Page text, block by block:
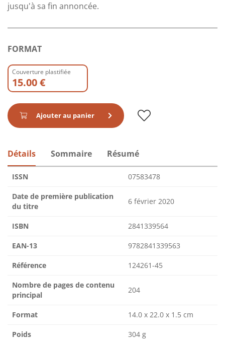
jusqu'à sa fin annoncée.
FORMAT
Couverture plastifiée
15.00 €
Ajouter au panier
Détails Sommaire Résumé
ISSN 07583478
Date de première publication
du titre
6 février 2020
ISBN 2841339564
EAN-13 9782841339563
Référence 124261-45
Nombre de pages de contenu
principal
204
Format 14.0 x 22.0 x 1.5 cm
Poids 304 g